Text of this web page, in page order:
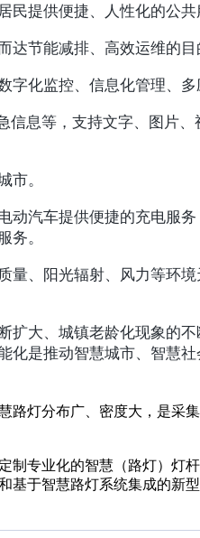
提供便捷、人性化的公共
达节能减排、高效运维的目
字化监控、信息化管理、多
信息等，支持文字、图片
市。
动汽车提供便捷的充电服
务。
量、阳光辐射、风力等环
扩大、城镇老龄化现象的
化是推动智慧城市、智慧
路灯分布广、密度大，是采
制专业化的智慧（路灯）灯
基于智慧路灯系统集成的新